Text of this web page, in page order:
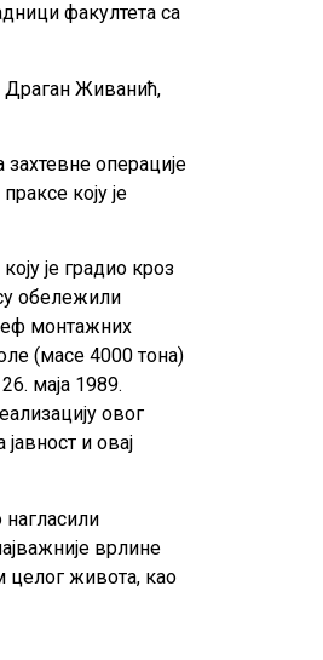
факултета са
Драган Живанић,
операције
коју је
је градио кроз
обележили
монтажних
(масе 4000 тона)
маја 1989.
овог
и овај
врлине
целог живота, као